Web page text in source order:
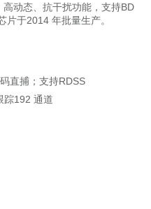
动态、抗干扰功能，支持BD
于2014 年批量生产。
直捕；支持RDSS
踪192 通道